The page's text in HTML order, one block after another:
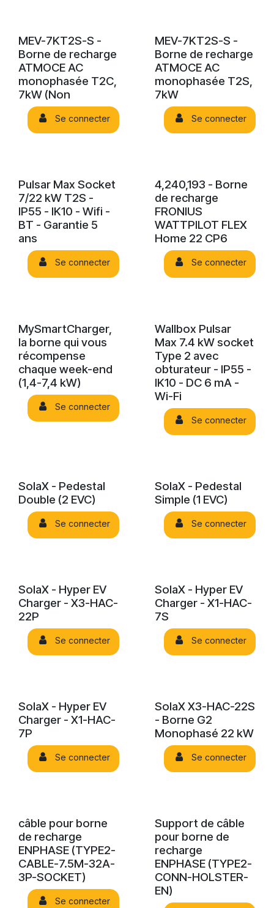
MEV-7KT2S-S -
Borne de recharge
ATMOCE AC
monophasée T2C,
7kW (Non
Se connecter
MEV-7KT2S-S -
Borne de recharge
ATMOCE AC
monophasée T2S,
7kW
Se connecter
Pulsar Max Socket
7/22 kW T2S -
IP55 - IK10 - Wifi -
BT - Garantie 5
ans
Se connecter
4,240,193 - Borne
de recharge
FRONIUS
WATTPILOT FLEX
Home 22 CP6
Se connecter
MySmartCharger,
la borne qui vous
récompense
chaque week-end
(1,4-7,4 kW)
Se connecter
Wallbox Pulsar
Max 7.4 kW socket
Type 2 avec
obturateur - IP55 -
IK10 - DC 6 mA -
Wi-Fi
Se connecter
SolaX - Pedestal
Double (2 EVC)
Se connecter
SolaX - Pedestal
Simple (1 EVC)
Se connecter
SolaX - Hyper EV
Charger - X3-HAC-
22P
Se connecter
SolaX - Hyper EV
Charger - X1-HAC-
7S
Se connecter
SolaX - Hyper EV
Charger - X1-HAC-
7P
Se connecter
SolaX X3-HAC-22S
- Borne G2
Monophasé 22 kW
Se connecter
câble pour borne
de recharge
ENPHASE (TYPE2-
CABLE-7.5M-32A-
3P-SOCKET)
Se connecter
Support de câble
pour borne de
recharge
ENPHASE (TYPE2-
CONN-HOLSTER-
EN)